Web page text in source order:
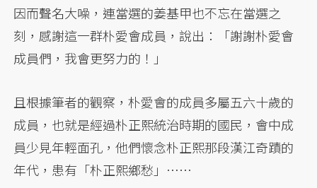
因而聲名大噪，連當選的姜基甲也不忘在當選之
刻，感謝這一群朴愛會成員，說出：「謝謝朴愛會
成員們，我會更努力的！」
且根據筆者的觀察，朴愛會的成員多屬五六十歲的
成員，也就是經過朴正熙統治時期的國民，會中成
員少見年輕面孔，他們懷念朴正熙那段漢江奇蹟的
年代，患有「朴正熙鄉愁」……